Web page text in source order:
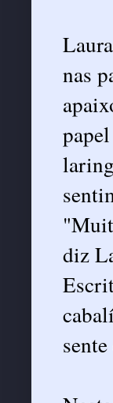
nas
diz